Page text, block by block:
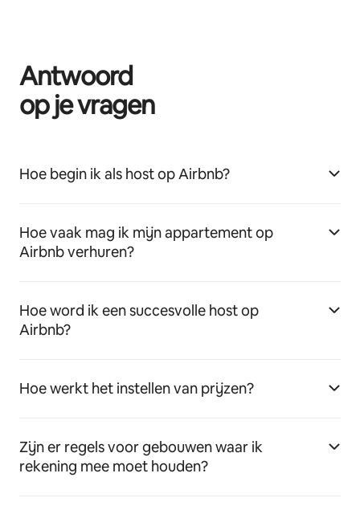
Antwoord
op je vragen
Hoe begin ik als host op Airbnb?
Hoe vaak mag ik mijn appartement op
Airbnb verhuren?
Hoe word ik een succesvolle host op
Airbnb?
Hoe werkt het instellen van prijzen?
Zijn er regels voor gebouwen waar ik
rekening mee moet houden?